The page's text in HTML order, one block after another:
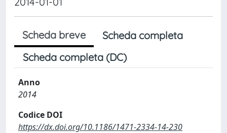
Scheda breve
Scheda completa
Scheda completa (DC)
Anno
2014
Codice DOI
https://dx.doi.org/10.1186/1471-2334-14-230